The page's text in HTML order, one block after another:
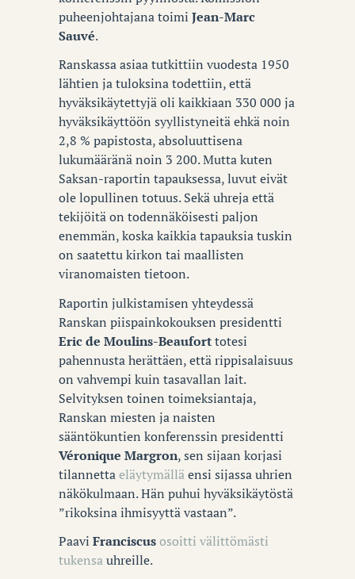
puheenjohtajana toimi Jean-Marc
Sauvé.
Ranskassa asiaa tutkittiin vuodesta 1950
lähtien ja tuloksina todettiin, että
hyväksikäytettyjä oli kaikkiaan 330 000 ja
hyväksikäyttöön syyllistyneitä ehkä noin
2,8 % papistosta, absoluuttisena
lukumääränä noin 3 200. Mutta kuten
Saksan-raportin tapauksessa, luvut eivät
ole lopullinen totuus. Sekä uhreja että
tekijöitä on todennäköisesti paljon
enemmän, koska kaikkia tapauksia tuskin
on saatettu kirkon tai maallisten
viranomaisten tietoon.
Raportin julkistamisen yhteydessä
Ranskan piispainkokouksen presidentti
Eric de Moulins-Beauforttotesi
pahennusta herättäen, että rippisalaisuus
on vahvempi kuin tasavallan lait.
Selvityksen toinen toimeksiantaja,
Ranskan miesten ja naisten
sääntökuntien konferenssin presidentti
Véronique Margron, sen sijaan korjasi
tilannettaeläytymälläensi sijassa uhrien
näkökulmaan. Hän puhui hyväksikäytöstä
”rikoksina ihmisyyttä vastaan”.
Paavi Franciscusosoitti välittömästi
tukensauhreille.